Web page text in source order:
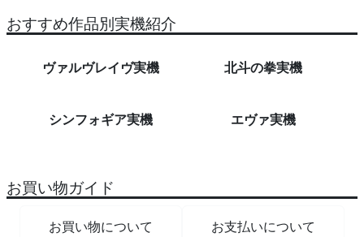
おすすめ作品別実機紹介
ヴァルヴレイヴ実機 北斗の拳実機
シンフォギア実機 エヴァ実機
お買い物ガイド
お買い物について お支払いについて